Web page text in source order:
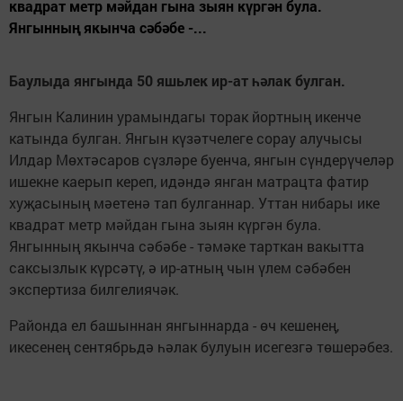
квадрат метр мәйдан гына зыян күргән була.
Янгынның якынча сәбәбе -...
Баулыда янгында 50 яшьлек ир-ат һәлак булган.
Янгын Калинин урамындагы торак йортның икенче
катында булган. Янгын күзәтчелеге сорау алучысы
Илдар Мөхтәсаров сүзләре буенча, янгын сүндерүчеләр
ишекне каерып кереп, идәндә янган матрацта фатир
хуҗасының мәетенә тап булганнар. Уттан нибары ике
квадрат метр мәйдан гына зыян күргән була.
Янгынның якынча сәбәбе - тәмәке тарткан вакытта
саксызлык күрсәтү, ә ир-атның чын үлем сәбәбен
экспертиза билгелиячәк.
Районда ел башыннан янгыннарда - өч кешенең,
икесенең сентябрьдә һәлак булуын исегезгә төшерәбез.